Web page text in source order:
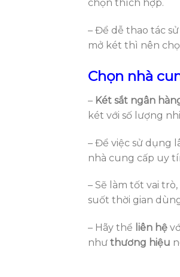
chọn thích hợp.
– Để dễ thao tác
mở két thì nên
Chọn nhà
– Két sắt ngân
két với số lượng
– Để việc sử dụng
nhà cung cấp uy
– Sẽ làm tốt vai
suốt thời gian
– Hãy thể liên hệ
như thương hiệu